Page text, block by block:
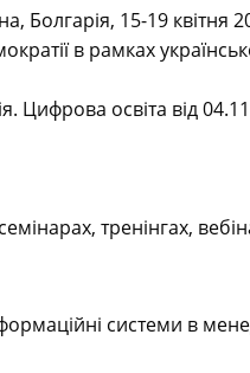
Болгарія, 15-19 квітня
в рамках
Цифрова освіта від
тренінгах,
системи в